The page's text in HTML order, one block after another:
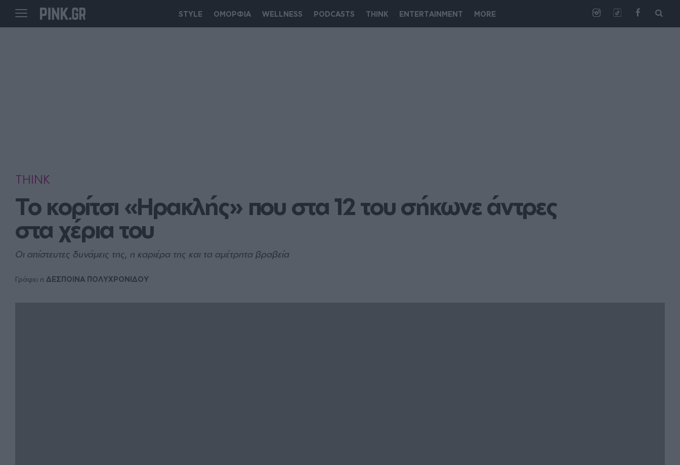
STYLE ΟΜΟΡΦΙΑ WELLNESS PODCASTS THINK ENTERTAINMENT MORE
THINK
Το κορίτσι «Ηρακλής» που στα 12 του σήκωνε άντρες
στα χέρια του
Οι απίστευτες δυνάμεις της, η καριέρα της και τα αμέτρητα βραβεία
Γράφει η ΔΕΣΠΟΙΝΑ ΠΟΛΥΧΡΟΝΙΔΟΥ